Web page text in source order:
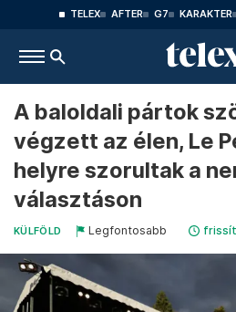
TELEX AFTER G7 KARAKTER
A baloldali pártok
végzett az élen, Le
helyre szorultak a
választáson
KÜLFÖLD Legfontosabb